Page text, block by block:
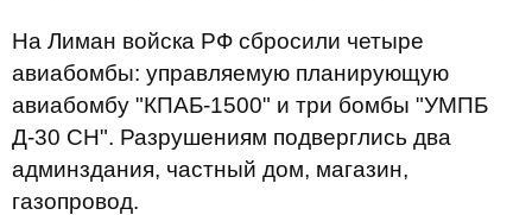
На Лиман войска РФ сбросили четыре
авиабомбы: управляемую планирующую
авиабомбу "КПАБ-1500" и три бомбы "УМПБ
Д-30 СН". Разрушениям подверглись два
админздания, частный дом, магазин,
газопровод.